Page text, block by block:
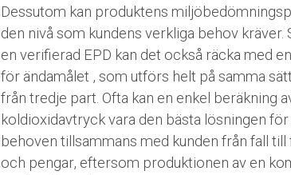
Dessutom kan produktens
den nivå som kundens verkliga behov kräver.
en verifierad EPD kan det också räcka med
för ändamålet , som utförs helt på samma
från tredje part. Ofta kan en enkel beräkning
koldioxidavtryck vara den bästa lösningen
behoven tillsammans med kunden från fall
och pengar, eftersom produktionen av en